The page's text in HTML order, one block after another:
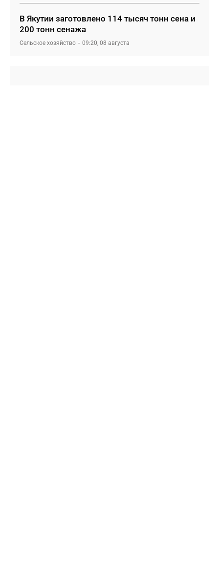
В Якутии заготовлено 114 тысяч тонн сена и
200 тонн сенажа
Сельское хозяйство 09:20, 08 августа